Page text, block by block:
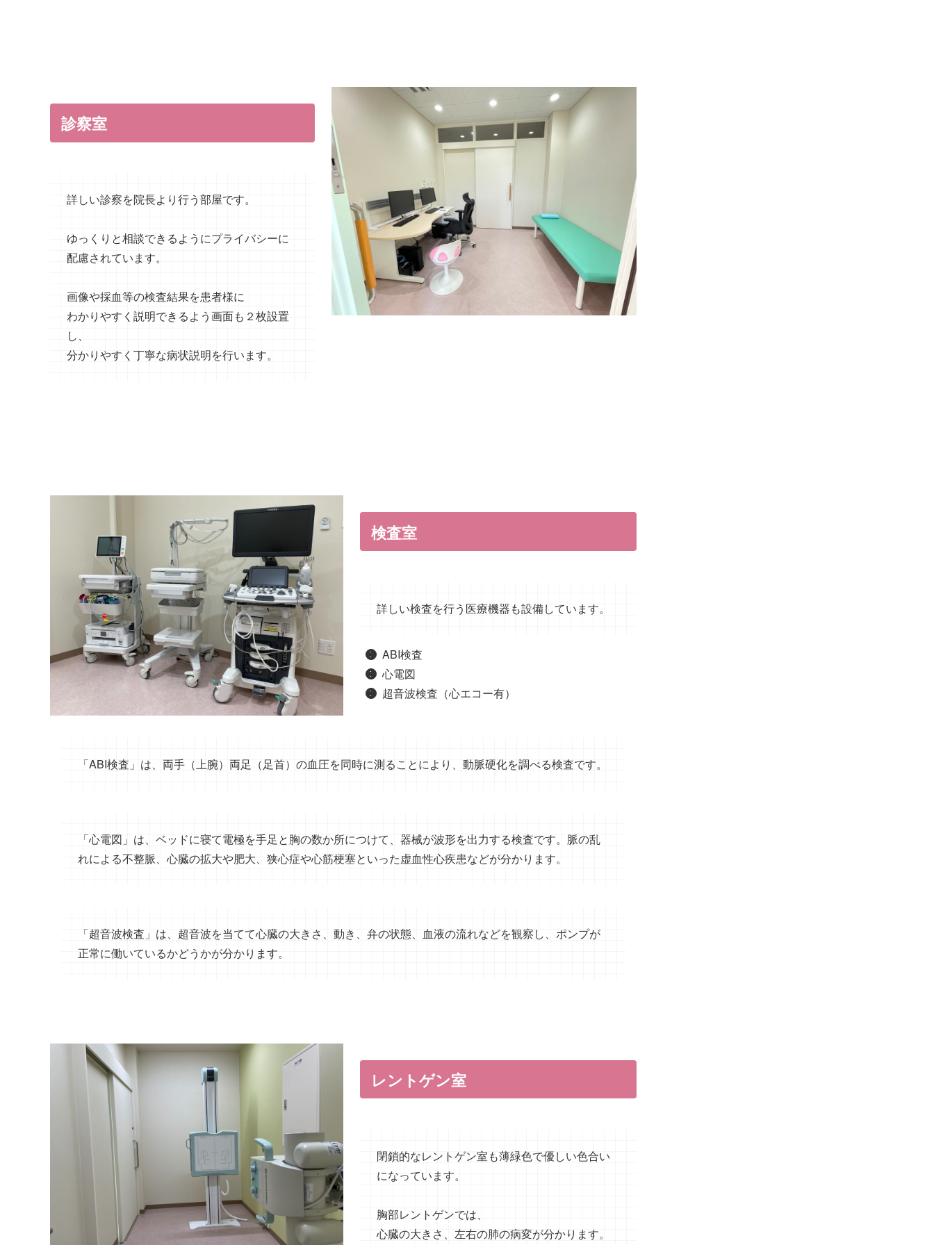
診察室
詳しい診察を院長より行う部屋です。
ゆっくりと相談できるようにプライバシーに
配慮されています。
画像や採血等の検査結果を患者様に
わかりやすく説明できるよう画面も２枚設置
し、
分かりやすく丁寧な病状説明を行います。
検査室
詳しい検査を行う医療機器も設備しています。
ABI検査
心電図
超音波検査（心エコー有）
「ABI検査」は、両手（上腕）両足（足首）の血圧を同時に測ることにより、動脈硬化を調べる検査です。
「心電図」は、ベッドに寝て電極を手足と胸の数か所につけて、器械が波形を出力する検査です。脈の乱
れによる不整脈、心臓の拡大や肥大、狭心症や心筋梗塞といった虚血性心疾患などが分かります。
「超音波検査」は、超音波を当てて心臓の大きさ、動き、弁の状態、血液の流れなどを観察し、ポンプが
正常に働いているかどうかが分かります。
レントゲン室
閉鎖的なレントゲン室も薄緑色で優しい色合い
になっています。
胸部レントゲンでは、
心臓の大きさ、左右の肺の病変が分かります。